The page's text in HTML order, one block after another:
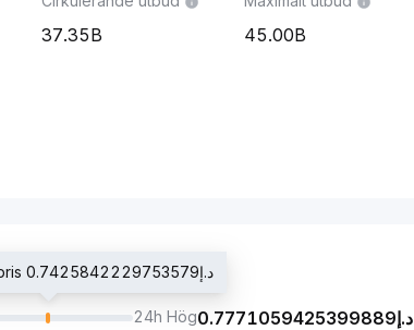
37.35B 45.00B
Senaste handelpris د.إ0.7425842229753579
24h Hög د.إ0.7771059425399889